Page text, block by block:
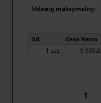
Udźwig maksymalny:
Od Cena Netto
1 szt. 9